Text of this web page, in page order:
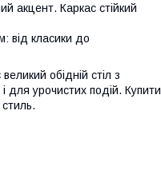
акцент. Каркас стійкий
від класики до
обідній стіл з
для урочистих подій. Купити